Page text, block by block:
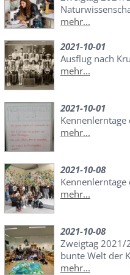
mehr...
2021-10-01
Ausflug nach
mehr...
2021-10-01
Kennenlerntage
mehr...
2021-10-08
Kennenlerntage
mehr...
2021-10-08
Zweigtag 2021/
bunte Welt der
mehr...